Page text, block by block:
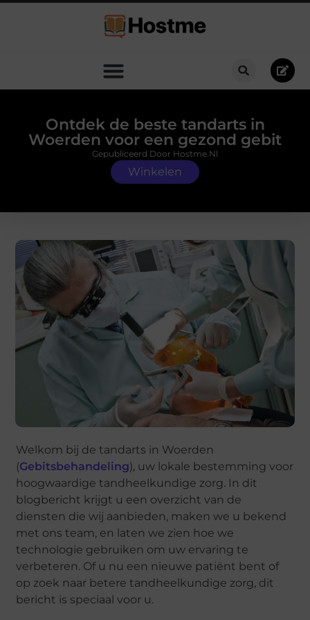
Ontdek de beste tandarts in
Woerden voor een gezond gebit
Winkelen
Gepubliceerd Door Hostme.nl
Welkom bij de tandarts in Woerden
(Gebitsbehandeling), uw lokale bestemming voor
hoogwaardige tandheelkundige zorg. In dit
blogbericht krijgt u een overzicht van de
diensten die wij aanbieden, maken we u bekend
met ons team, en laten we zien hoe we
technologie gebruiken om uw ervaring te
verbeteren. Of u nu een nieuwe patiënt bent of
op zoek naar betere tandheelkundige zorg, dit
bericht is speciaal voor u.